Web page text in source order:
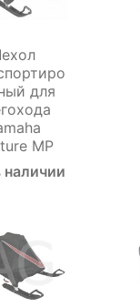
для
MP
наличии